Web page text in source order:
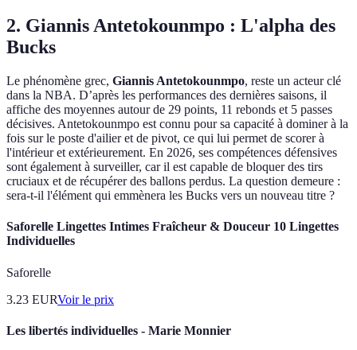
2. Giannis Antetokounmpo : L'alpha des
Bucks
Le phénomène grec, Giannis Antetokounmpo, reste un acteur clé
dans la NBA. D’après les performances des dernières saisons, il
affiche des moyennes autour de 29 points, 11 rebonds et 5 passes
décisives. Antetokounmpo est connu pour sa capacité à dominer à la
fois sur le poste d'ailier et de pivot, ce qui lui permet de scorer à
l'intérieur et extérieurement. En 2026, ses compétences défensives
sont également à surveiller, car il est capable de bloquer des tirs
cruciaux et de récupérer des ballons perdus. La question demeure :
sera-t-il l'élément qui emmènera les Bucks vers un nouveau titre ?
Saforelle Lingettes Intimes Fraîcheur & Douceur 10 Lingettes
Individuelles
Saforelle
3.23 EURVoir le prix
Les libertés individuelles - Marie Monnier